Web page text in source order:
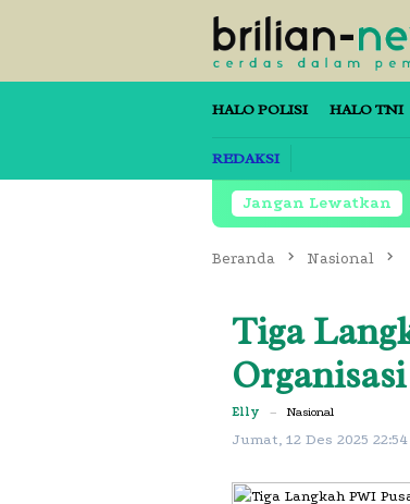
HALO POLISI HALO TNI
REDAKSI
Jangan Lewatkan
Ayang Ayang Jatim
Beranda Nasional
Tiga
Elly – Nasional
Jumat, 12 Des 2025